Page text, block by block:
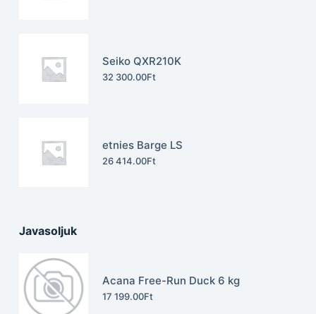
Seiko QXR210K
32 300.00Ft
etnies Barge LS
26 414.00Ft
Javasoljuk
Acana Free-Run Duck 6 kg
17 199.00Ft